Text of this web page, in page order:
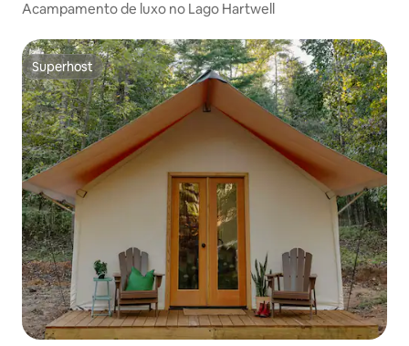
Acampamento de luxo no Lago Hartwell
Superhost
Superhost